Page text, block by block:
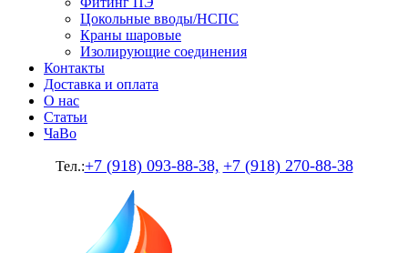
Цокольные вводы/НСПС
Краны шаровые
Изолирующие соединения
Контакты
Доставка и оплата
О нас
Статьи
ЧаВо
Тел.:+7 (918) 093-88-38, +7 (918) 270-88-38